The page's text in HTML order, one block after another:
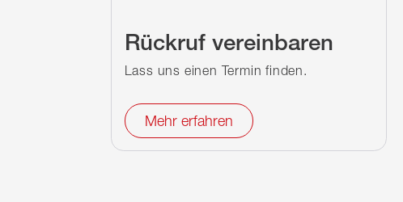
Rückruf vereinbaren
Lass uns einen Termin finden.
Mehr erfahren